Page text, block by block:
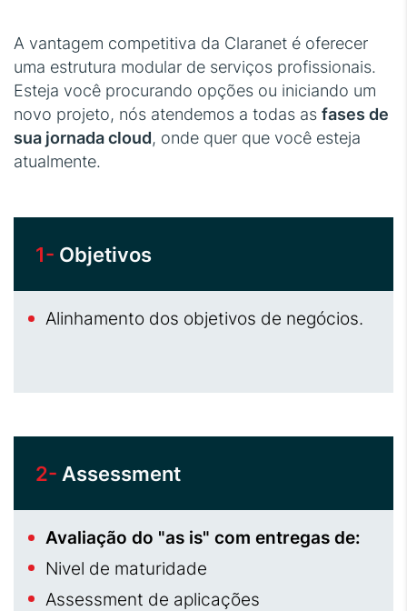
A vantagem competitiva da Claranet é oferecer
uma estrutura modular de serviços profissionais.
Esteja você procurando opções ou iniciando um
novo projeto, nós atendemos a todas as fases de
sua jornada cloud, onde quer que você esteja
atualmente.
1- Objetivos
Alinhamento dos objetivos de negócios.
2- Assessment
Avaliação do "as is" com entregas de:
Nivel de maturidade
Assessment de aplicações